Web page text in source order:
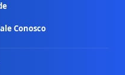
Conosco